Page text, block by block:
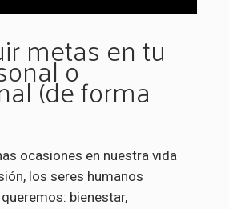
metas en tu
o
(de forma
ocasiones en nuestra vida
los seres humanos
bienestar,